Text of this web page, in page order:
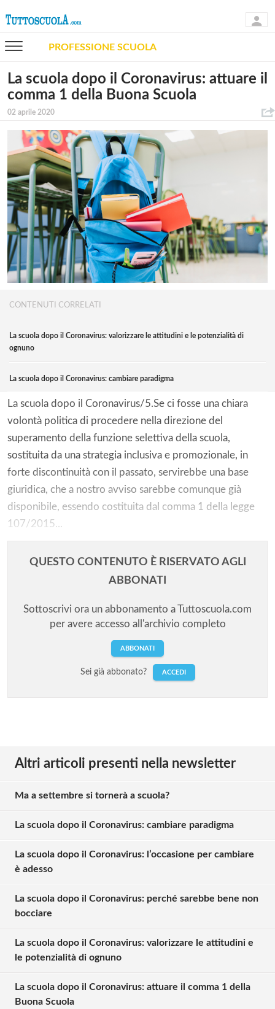
PROFESSIONE SCUOLA
La scuola dopo il Coronavirus: attuare il
comma 1 della Buona Scuola
02 aprile 2020
CONTENUTI CORRELATI
La scuola dopo il Coronavirus: valorizzare le attitudini e le potenzialità di
ognuno
La scuola dopo il Coronavirus: cambiare paradigma
La scuola dopo il Coronavirus/5.Se ci fosse una chiara
volontà politica di procedere nella direzione del
superamento della funzione selettiva della scuola,
sostituita da una strategia inclusiva e promozionale, in
forte discontinuità con il passato, servirebbe una base
giuridica, che a nostro avviso sarebbe comunque già
disponibile, essendo costituita dal comma 1 della legge
107/2015...
QUESTO CONTENUTO È RISERVATO AGLI
ABBONATI
Sottoscrivi ora un abbonamento a Tuttoscuola.com
per avere accesso all'archivio completo
ABBONATI
Sei già abbonato? ACCEDI
Altri articoli presenti nella newsletter
Ma a settembre si tornerà a scuola?
La scuola dopo il Coronavirus: cambiare paradigma
La scuola dopo il Coronavirus: l’occasione per cambiare
è adesso
La scuola dopo il Coronavirus: perché sarebbe bene non
bocciare
La scuola dopo il Coronavirus: valorizzare le attitudini e
le potenzialità di ognuno
La scuola dopo il Coronavirus: attuare il comma 1 della
Buona Scuola